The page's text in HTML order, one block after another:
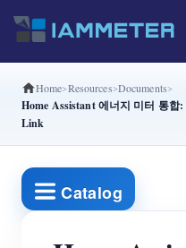
제품
분상 Wi-Fi 에너
삼상 Wi-Fi 에너
삼상 Wi-Fi 에너
Home Resources Documents
Home Assistant 에너지 미터 통
Link
Catalog